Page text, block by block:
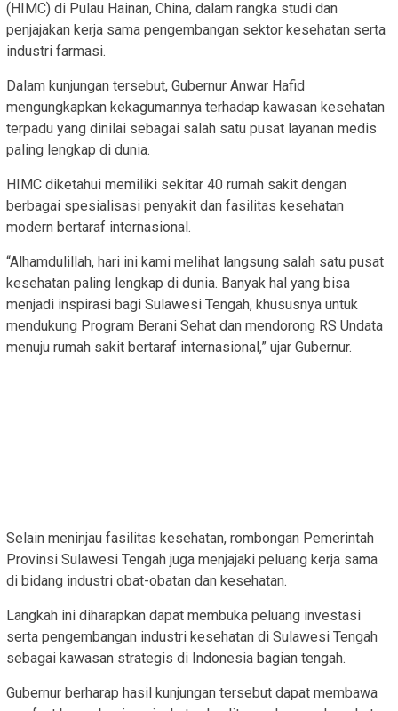
(HIMC) di Pulau Hainan, China, dalam rangka studi dan
penjajakan kerja sama pengembangan sektor kesehatan serta
industri farmasi.
Dalam kunjungan tersebut, Gubernur Anwar Hafid
mengungkapkan kekagumannya terhadap kawasan kesehatan
terpadu yang dinilai sebagai salah satu pusat layanan medis
paling lengkap di dunia.
HIMC diketahui memiliki sekitar 40 rumah sakit dengan
berbagai spesialisasi penyakit dan fasilitas kesehatan
modern bertaraf internasional.
“Alhamdulillah, hari ini kami melihat langsung salah satu pusat
kesehatan paling lengkap di dunia. Banyak hal yang bisa
menjadi inspirasi bagi Sulawesi Tengah, khususnya untuk
mendukung Program Berani Sehat dan mendorong RS Undata
menuju rumah sakit bertaraf internasional,” ujar Gubernur.
Selain meninjau fasilitas kesehatan, rombongan Pemerintah
Provinsi Sulawesi Tengah juga menjajaki peluang kerja sama
di bidang industri obat-obatan dan kesehatan.
Langkah ini diharapkan dapat membuka peluang investasi
serta pengembangan industri kesehatan di Sulawesi Tengah
sebagai kawasan strategis di Indonesia bagian tengah.
Gubernur berharap hasil kunjungan tersebut dapat membawa